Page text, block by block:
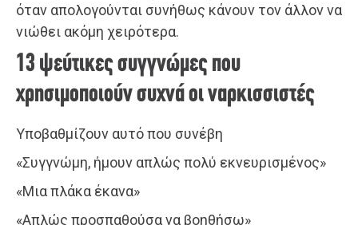
όταν απολογούνται συνήθως κάνουν τον άλλον να
νιώθει ακόμη χειρότερα.
13 ψεύτικες συγγνώμες που
χρησιμοποιούν συχνά οι ναρκισσιστές
Υποβαθμίζουν αυτό που συνέβη
«Συγγνώμη, ήμουν απλώς πολύ εκνευρισμένος»
«Μια πλάκα έκανα»
«Απλώς προσπαθούσα να βοηθήσω»